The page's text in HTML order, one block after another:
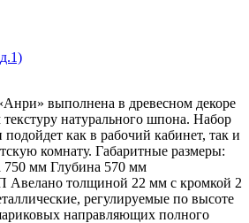
выполнена в древесном декоре
натурального шпона. Набор
как в рабочий кабинет, так и
комнату. Габаритные размеры:
мм Глубина 570 мм
Авелано толщиной 22 мм с кромкой 2
регулируемые по высоте
направляющих полного